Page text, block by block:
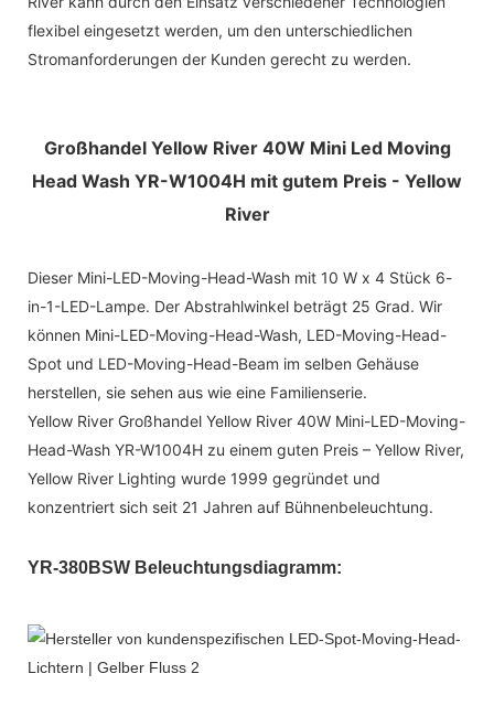
flexibel eingesetzt werden, um den unterschiedlichen
Stromanforderungen der Kunden gerecht zu werden.
Großhandel Yellow River 40W Mini Led Moving
Head Wash YR-W1004H mit gutem Preis - Yellow
River
Dieser Mini-LED-Moving-Head-Wash mit 10 W x 4 Stück 6-
in-1-LED-Lampe. Der Abstrahlwinkel beträgt 25 Grad. Wir
können Mini-LED-Moving-Head-Wash, LED-Moving-Head-
Spot und LED-Moving-Head-Beam im selben Gehäuse
herstellen, sie sehen aus wie eine Familienserie.
Yellow River Großhandel Yellow River 40W Mini-LED-Moving-
Head-Wash YR-W1004H zu einem guten Preis – Yellow River,
Yellow River Lighting wurde 1999 gegründet und
konzentriert sich seit 21 Jahren auf Bühnenbeleuchtung.
YR-380BSW Beleuchtungsdiagramm: